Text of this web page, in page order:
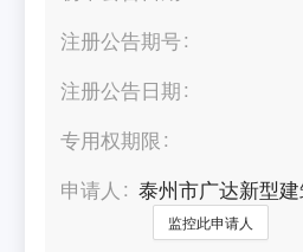
注册公告期号
注册公告日期
专用权期限
申请人
泰州市广达新型
监控此申请人